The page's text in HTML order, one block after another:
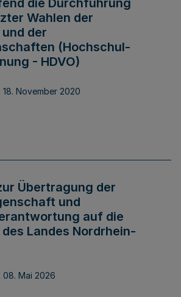
die Durchführung
Wahlen der
der
(Hochschul-
- HDVO)
18. November 2020
Übertragung der
und
auf die
Landes Nordrhein-
08. Mai 2026